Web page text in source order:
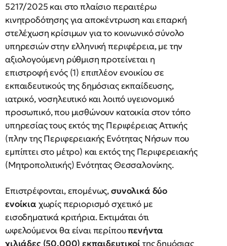
5217/2025 και στο πλαίσιο περαιτέρω
κινητροδότησης για αποκέντρωση και επαρκή
στελέχωση κρίσιμων για το κοινωνικό σύνολο
υπηρεσιών στην ελληνική περιφέρεια, με την
αξιολογούμενη ρύθμιση προτείνεται η
επιστροφή ενός (1) επιπλέον ενοικίου σε
εκπαιδευτικούς της δημόσιας εκπαίδευσης,
ιατρικό, νοσηλευτικό και λοιπό υγειονομικό
προσωπικό, που μισθώνουν κατοικία στον τόπο
υπηρεσίας τους εκτός της Περιφέρειας Αττικής
(πλην της Περιφερειακής Ενότητας Νήσων που
εμπίπτει στο μέτρο) και εκτός της Περιφερειακής
(Μητροπολιτικής) Ενότητας Θεσσαλονίκης.
Επιστρέφονται, επομένως,συνολικά δύο
ενοίκια χωρίς περιορισμό σχετικό με
εισοδηματικά κριτήρια. Εκτιμάται ότι
ωφελούμενοι θα είναι περίπουπενήντα
χιλιάδες (50.000) εκπαιδευτικοίτης δημόσιας